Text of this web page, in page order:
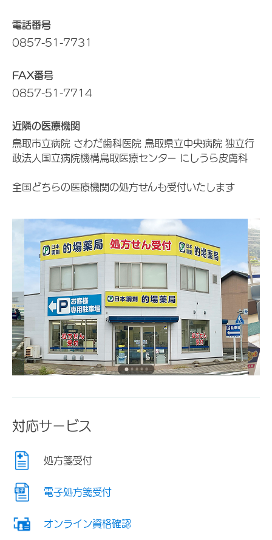
電話番号
0857-51-7731
FAX番号
0857-51-7714
近隣の医療機関
鳥取市立病院 さわだ歯科医院 鳥取県立中央病院 独立行
政法人国立病院機構鳥取医療センター にしうら皮膚科
全国どちらの医療機関の処方せんも受付いたします
対応サービス
処方箋受付
電子処方箋受付
オンライン資格確認